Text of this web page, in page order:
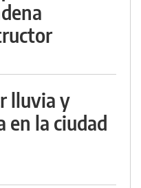
lluvia y
en la ciudad